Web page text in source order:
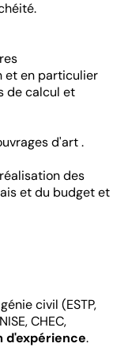
et en particulier
de calcul et
d'art .
des
et du budget et
civil (ESTP,
CHEC,
d'expérience.